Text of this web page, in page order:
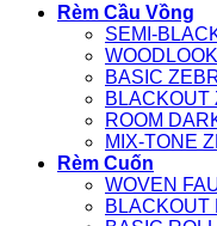
Rèm Cầu Vồng
SEMI-
BASIC
BLACKOUT
ROOM
MIX-TONE
Rèm Cuốn
WOVEN
BLACKOUT